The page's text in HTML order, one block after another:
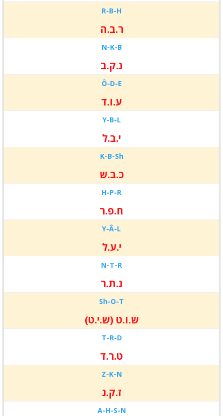
R-B-H
ר.ב.ה
N-K-B
נ.ק.ב
Ô-D-E
ע.ו.ד
Y-B-L
י.ב.ל
K-B-Sh
כ.ב.ש
H-P-R
ח.פ.ר
Y-Â-L
י.ע.ל
N-T-R
נ.ת.ר
Sh-O-T
ש.ו.ט (ש.י.ט)
T-R-D
ט.ר.ד
Z-K-N
ז.ק.נ
A-H-S-N